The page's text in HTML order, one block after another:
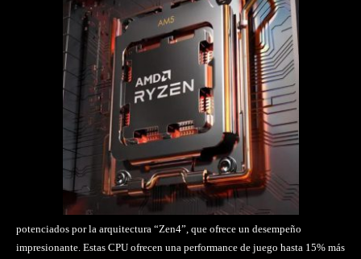
potenciados por la arquitectura “Zen4”, que ofrece un desempeño
impresionante. Estas CPU ofrecen una performance de juego hasta 15% más